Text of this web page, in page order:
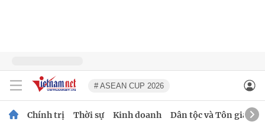
# ASEAN CUP 2026
Chính trị Thời sự Kinh doanh Dân tộc và Tôn giáo